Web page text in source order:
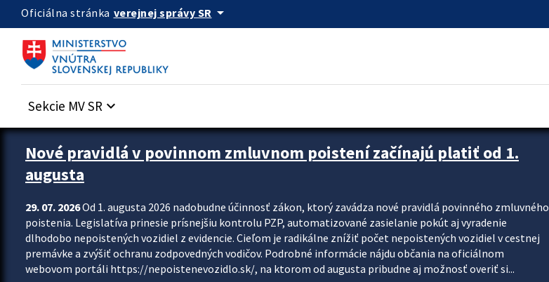
Preskocit na hlavný obsah
Oficiálna stránka verejnej správy SR arrow_drop_down
Sekcie MV SR keyboard_arrow_down
Zastavit automatický posun upútavok
Nové pravidlá v povinnom zmluvnom poistení začínajú platiť od 1.
augusta
29. 07. 2026Od 1. augusta 2026 nadobudne účinnosť zákon, ktorý zavádza nové pravidlá povinného zmluvného
poistenia. Legislatíva prinesie prísnejšiu kontrolu PZP, automatizované zasielanie pokút aj vyradenie
dlhodobo nepoistených vozidiel z evidencie. Cieľom je radikálne znížiť počet nepoistených vozidiel v cestnej
premávke a zvýšiť ochranu zodpovedných vodičov. Podrobné informácie nájdu občania na oficiálnom
webovom portáli https://nepoistenevozidlo.sk/, na ktorom od augusta pribudne aj možnosť overiť si...